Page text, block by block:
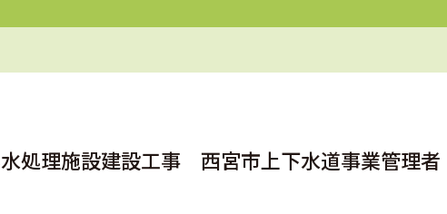
処理施設建設工事 西宮市上下水道事業管理者